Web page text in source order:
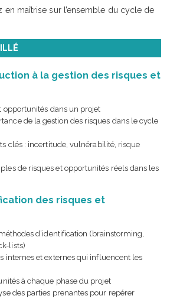
en maîtrise sur l’ensemble du cycle de
à la gestion des risques et
opportunités dans un projet
de la gestion des risques dans le cycle
clés : incertitude, vulnérabilité, risque
de risques et opportunités réels dans les
des risques et
d’identification (brainstorming,
lists)
internes et externes qui influencent les
à chaque phase du projet
des parties prenantes pour repérer